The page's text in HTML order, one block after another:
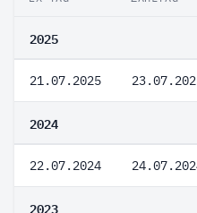
2025
21.07.2025
2024
22.07.2024
2023